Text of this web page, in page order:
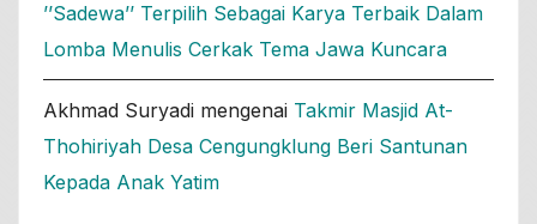
’’Sadewa’’ Terpilih Sebagai Karya Terbaik Dalam
Lomba Menulis Cerkak Tema Jawa Kuncara
Akhmad Suryadi mengenai Takmir Masjid At-
Thohiriyah Desa Cengungklung Beri Santunan
Kepada Anak Yatim